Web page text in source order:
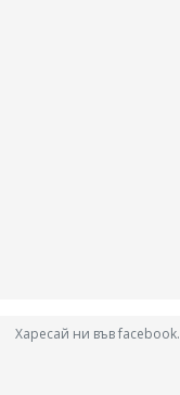
Харесай ни във facebook.